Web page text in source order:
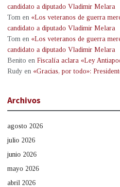
candidato a diputado Vladimir Melara
Tom en «Los veteranos de guerra
candidato a diputado Vladimir Melara
Tom en «Los veteranos de guerra
candidato a diputado Vladimir Melara
Benito en Fiscalía aclara «Ley
Rudy en «Gracias, por todo»:
Archivos
agosto 2026
julio 2026
junio 2026
mayo 2026
abril 2026